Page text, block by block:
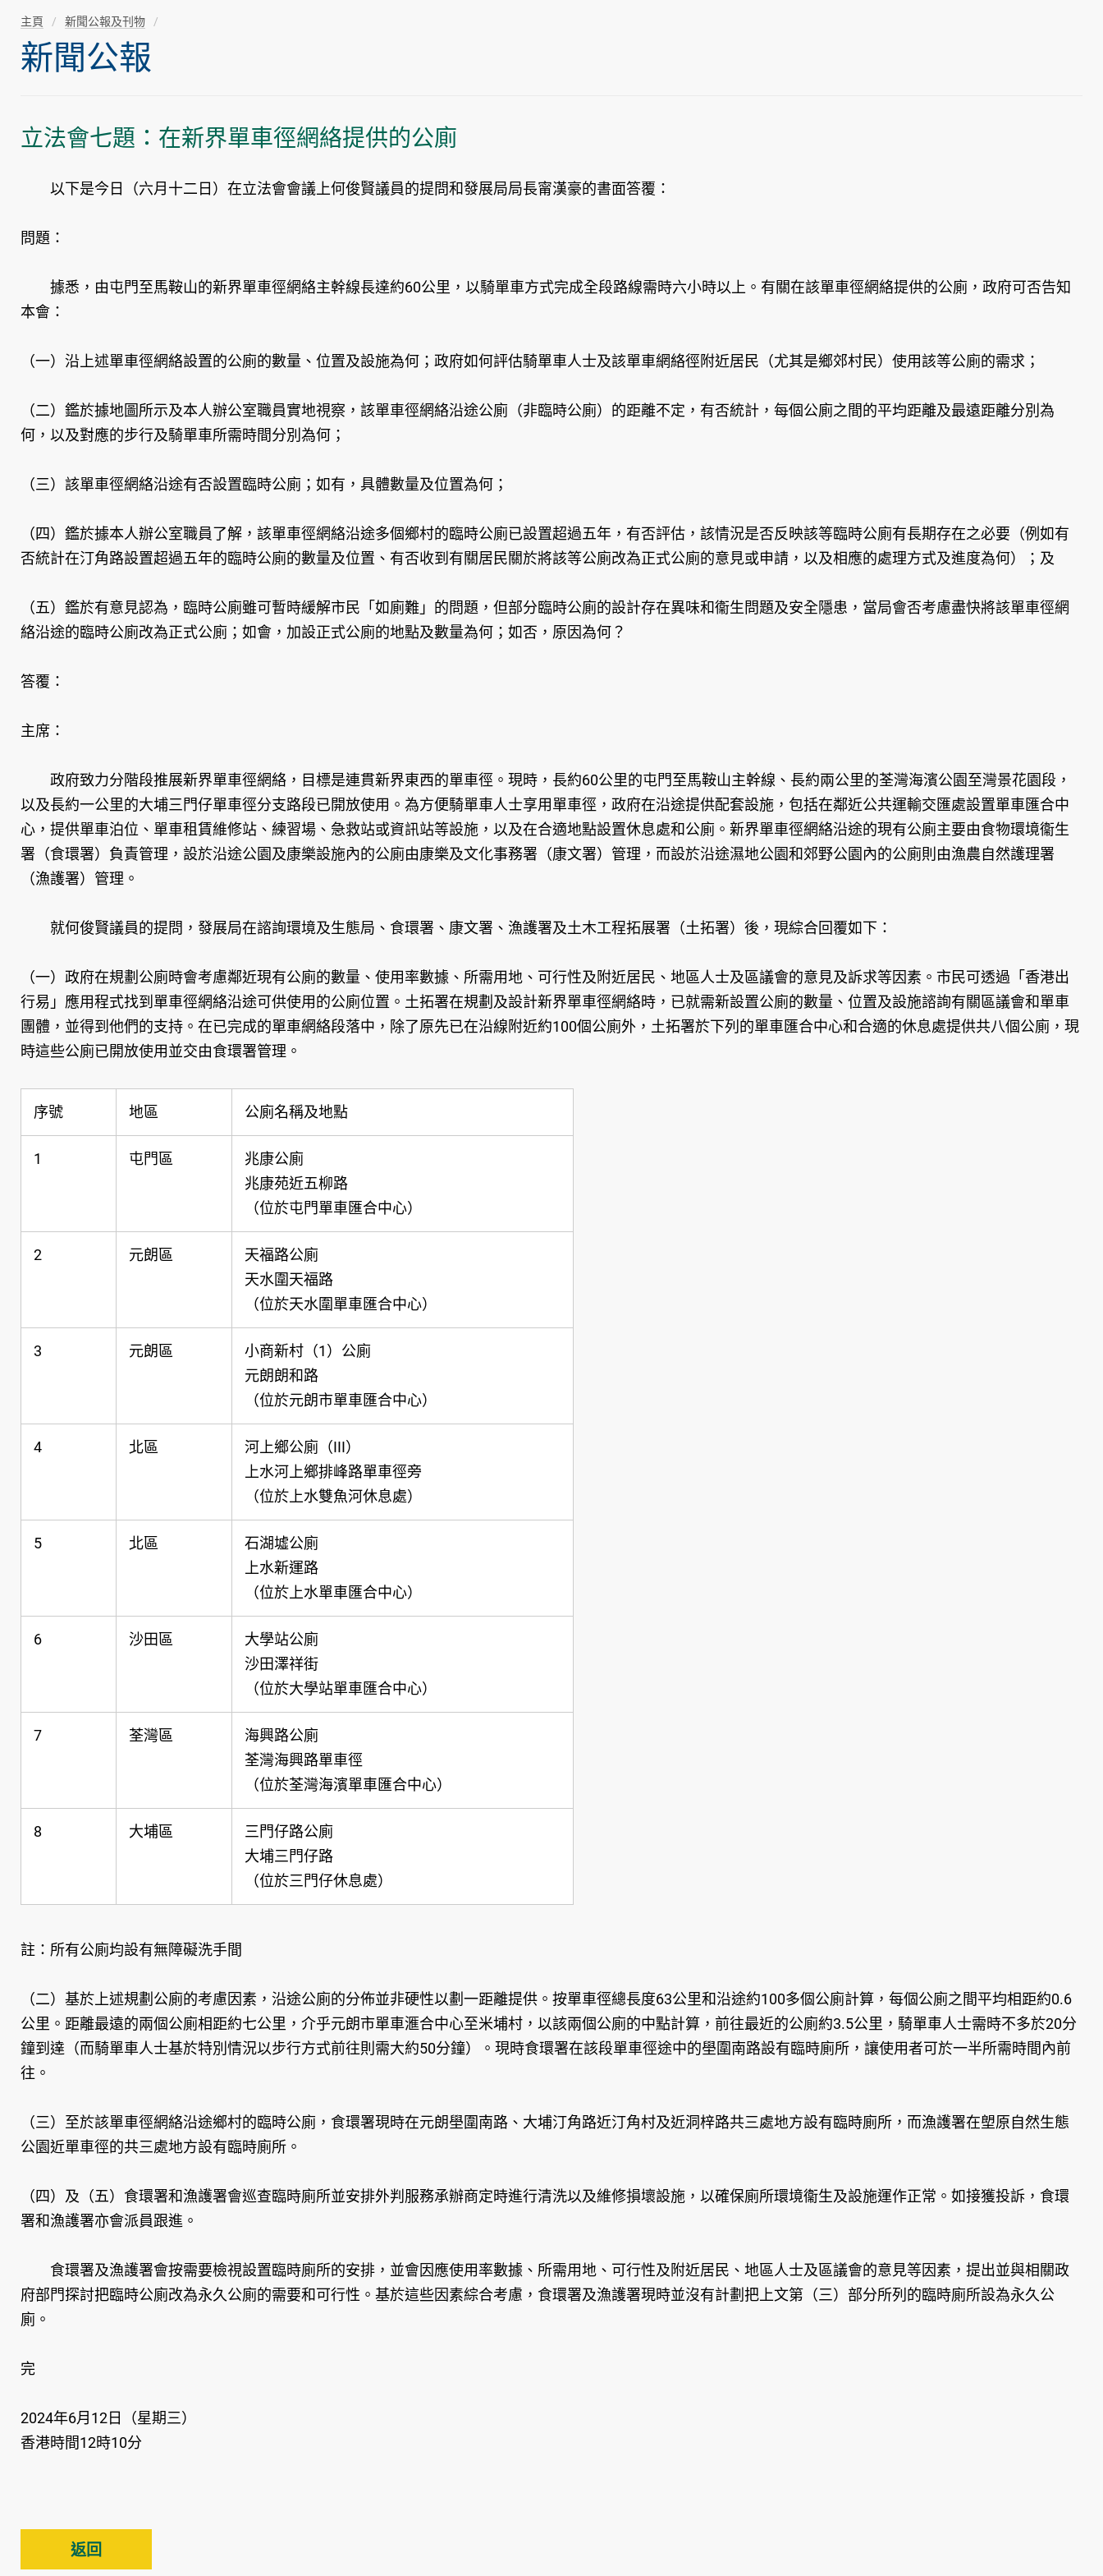
主頁 新聞公報及刊物
新聞公報
立法會七題：在新界單車徑網絡提供的公廁
以下是今日（六月十二日）在立法會會議上何俊賢議員的提問和發展局局長甯漢豪的書面答覆：
問題：
據悉，由屯門至馬鞍山的新界單車徑網絡主幹線長達約60公里，以騎單車方式完成全段路線需時六小時以上。有關在該單車徑網絡提供的公廁，政府可否告知
本會：
（一）沿上述單車徑網絡設置的公廁的數量、位置及設施為何；政府如何評估騎單車人士及該單車網絡徑附近居民（尤其是鄉郊村民）使用該等公廁的需求；
（二）鑑於據地圖所示及本人辦公室職員實地視察，該單車徑網絡沿途公廁（非臨時公廁）的距離不定，有否統計，每個公廁之間的平均距離及最遠距離分別為
何，以及對應的步行及騎單車所需時間分別為何；
（三）該單車徑網絡沿途有否設置臨時公廁；如有，具體數量及位置為何；
（四）鑑於據本人辦公室職員了解，該單車徑網絡沿途多個鄉村的臨時公廁已設置超過五年，有否評估，該情況是否反映該等臨時公廁有長期存在之必要（例如有
否統計在汀角路設置超過五年的臨時公廁的數量及位置、有否收到有關居民關於將該等公廁改為正式公廁的意見或申請，以及相應的處理方式及進度為何）；及
（五）鑑於有意見認為，臨時公廁雖可暫時緩解市民「如廁難」的問題，但部分臨時公廁的設計存在異味和衞生問題及安全隱患，當局會否考慮盡快將該單車徑網
絡沿途的臨時公廁改為正式公廁；如會，加設正式公廁的地點及數量為何；如否，原因為何？
答覆：
主席：
政府致力分階段推展新界單車徑網絡，目標是連貫新界東西的單車徑。現時，長約60公里的屯門至馬鞍山主幹線、長約兩公里的荃灣海濱公園至灣景花園段，
以及長約一公里的大埔三門仔單車徑分支路段已開放使用。為方便騎單車人士享用單車徑，政府在沿途提供配套設施，包括在鄰近公共運輸交匯處設置單車匯合中
心，提供單車泊位、單車租賃維修站、練習場、急救站或資訊站等設施，以及在合適地點設置休息處和公廁。新界單車徑網絡沿途的現有公廁主要由食物環境衞生
署（食環署）負責管理，設於沿途公園及康樂設施內的公廁由康樂及文化事務署（康文署）管理，而設於沿途濕地公園和郊野公園內的公廁則由漁農自然護理署
（漁護署）管理。
就何俊賢議員的提問，發展局在諮詢環境及生態局、食環署、康文署、漁護署及土木工程拓展署（土拓署）後，現綜合回覆如下：
（一）政府在規劃公廁時會考慮鄰近現有公廁的數量、使用率數據、所需用地、可行性及附近居民、地區人士及區議會的意見及訴求等因素。市民可透過「香港出
行易」應用程式找到單車徑網絡沿途可供使用的公廁位置。土拓署在規劃及設計新界單車徑網絡時，已就需新設置公廁的數量、位置及設施諮詢有關區議會和單車
團體，並得到他們的支持。在已完成的單車網絡段落中，除了原先已在沿線附近約100個公廁外，土拓署於下列的單車匯合中心和合適的休息處提供共八個公廁，現
時這些公廁已開放使用並交由食環署管理。
序號 地區 公廁名稱及地點
1 屯門區
兆康公廁
兆康苑近五柳路
（位於屯門單車匯合中心）
2 元朗區
天福路公廁
天水圍天福路
（位於天水圍單車匯合中心）
3 元朗區
小商新村（1）公廁
元朗朗和路
（位於元朗市單車匯合中心）
4 北區
河上鄉公廁（III）
上水河上鄉排峰路單車徑旁
（位於上水雙魚河休息處）
5 北區
石湖墟公廁
上水新運路
（位於上水單車匯合中心）
6 沙田區
大學站公廁
沙田澤祥街
（位於大學站單車匯合中心）
7 荃灣區
海興路公廁
荃灣海興路單車徑
（位於荃灣海濱單車匯合中心）
8 大埔區
三門仔路公廁
大埔三門仔路
（位於三門仔休息處）
註：所有公廁均設有無障礙洗手間
（二）基於上述規劃公廁的考慮因素，沿途公廁的分佈並非硬性以劃一距離提供。按單車徑總長度63公里和沿途約100多個公廁計算，每個公廁之間平均相距約0.6
公里。距離最遠的兩個公廁相距約七公里，介乎元朗市單車滙合中心至米埔村，以該兩個公廁的中點計算，前往最近的公廁約3.5公里，騎單車人士需時不多於20分
鐘到達（而騎單車人士基於特別情況以步行方式前往則需大約50分鐘）。現時食環署在該段單車徑途中的壆圍南路設有臨時廁所，讓使用者可於一半所需時間內前
往。
（三）至於該單車徑網絡沿途鄉村的臨時公廁，食環署現時在元朗壆圍南路、大埔汀角路近汀角村及近洞梓路共三處地方設有臨時廁所，而漁護署在塱原自然生態
公園近單車徑的共三處地方設有臨時廁所。
（四）及（五）食環署和漁護署會巡查臨時廁所並安排外判服務承辦商定時進行清洗以及維修損壞設施，以確保廁所環境衞生及設施運作正常。如接獲投訴，食環
署和漁護署亦會派員跟進。
食環署及漁護署會按需要檢視設置臨時廁所的安排，並會因應使用率數據、所需用地、可行性及附近居民、地區人士及區議會的意見等因素，提出並與相關政
府部門探討把臨時公廁改為永久公廁的需要和可行性。基於這些因素綜合考慮，食環署及漁護署現時並沒有計劃把上文第（三）部分所列的臨時廁所設為永久公
廁。
完
2024年6月12日（星期三）
香港時間12時10分
返回